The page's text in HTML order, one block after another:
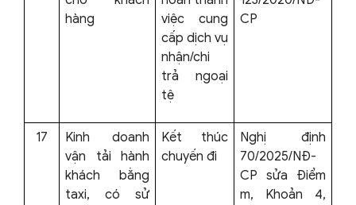
hàng
việc cung
cấp dịch vụ
nhận/chi
trả ngoại
tệ
CP
17
Kinh doanh
vận tải hành
khách bằng
taxi, có sử
Kết thúc
chuyến đi
Nghị định
70/2025/NĐ-
CP sửa Điểm
m, Khoản 4,